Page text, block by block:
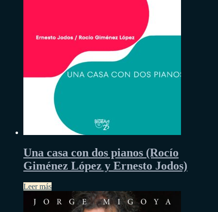
Una casa con dos pianos (Rocío
Giménez López y Ernesto Jodos)
Leer más